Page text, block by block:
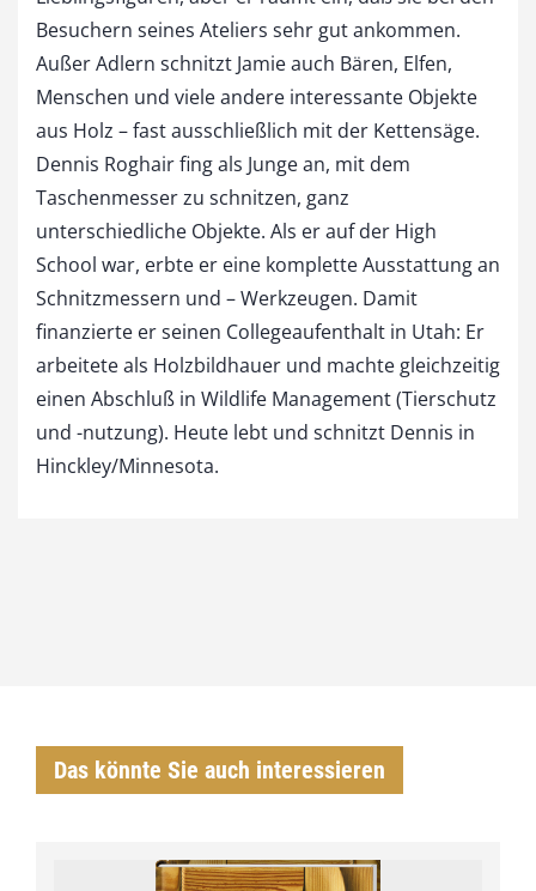
Besuchern seines Ateliers sehr gut ankommen.
Außer Adlern schnitzt Jamie auch Bären, Elfen,
Menschen und viele andere interessante Objekte
aus Holz – fast ausschließlich mit der Kettensäge.
Dennis Roghair fing als Junge an, mit dem
Taschenmesser zu schnitzen, ganz
unterschiedliche Objekte. Als er auf der High
School war, erbte er eine komplette Ausstattung an
Schnitzmessern und – Werkzeugen. Damit
finanzierte er seinen Collegeaufenthalt in Utah: Er
arbeitete als Holzbildhauer und machte gleichzeitig
einen Abschluß in Wildlife Management (Tierschutz
und -nutzung). Heute lebt und schnitzt Dennis in
Hinckley/Minnesota.
Das könnte Sie auch interessieren